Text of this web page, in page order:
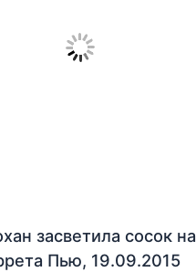
засветила сосок на
Пью, 19.09.2015